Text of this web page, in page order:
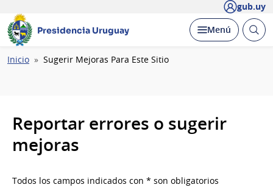
gub.uy
Presidencia Uruguay Desplegar
Menú Abrir
Ruta
Inicio Sugerir Mejoras Para Este Sitio
Reportar errores o sugerir
mejoras
Todos los campos indicados con * son obligatorios